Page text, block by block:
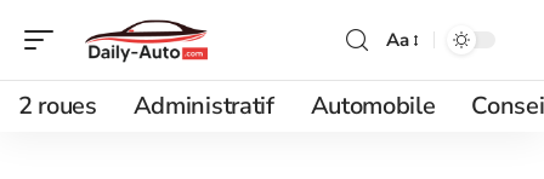
Aa
2 roues Administratif Automobile